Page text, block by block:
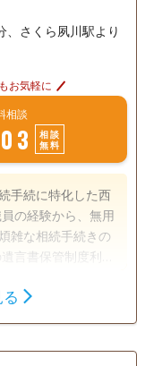
、さくら夙川駅より
お気軽に
相談
相談
無料
手続に特化した西
雑な相続手続きの
たり様夫婦の遺言